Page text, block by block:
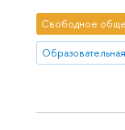
Свободное